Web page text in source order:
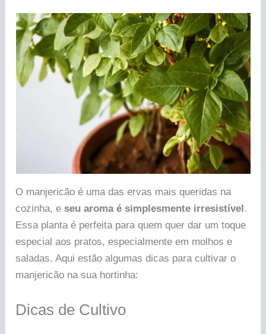
O manjericão é uma das ervas mais queridas na
cozinha, eseu aroma é simplesmente irresistível .
Essa planta é perfeita para quem quer dar um toque
especial aos pratos, especialmente em molhos e
saladas. Aqui estão algumas dicas para cultivar o
manjericão na sua hortinha:
Dicas de Cultivo